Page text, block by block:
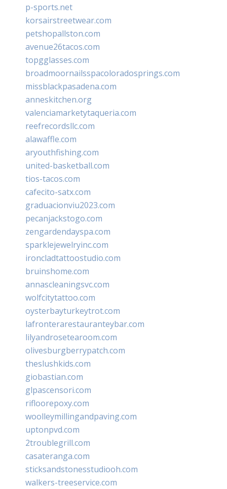
p-sports.net
korsairstreetwear.com
petshopallston.com
avenue26tacos.com
topgglasses.com
broadmoornailsspacoloradosprings.com
missblackpasadena.com
anneskitchen.org
valenciamarketytaqueria.com
reefrecordsllc.com
alawaffle.com
aryouthfishing.com
united-basketball.com
tios-tacos.com
cafecito-satx.com
graduacionviu2023.com
pecanjackstogo.com
zengardendayspa.com
sparklejewelryinc.com
ironcladtattoostudio.com
bruinshome.com
annascleaningsvc.com
wolfcitytattoo.com
oysterbayturkeytrot.com
lafronterarestauranteybar.com
lilyandrosetearoom.com
olivesburgberrypatch.com
theslushkids.com
giobastian.com
glpascensori.com
rifloorepoxy.com
woolleymillingandpaving.com
uptonpvd.com
2troublegrill.com
casateranga.com
sticksandstonesstudiooh.com
walkers-treeservice.com